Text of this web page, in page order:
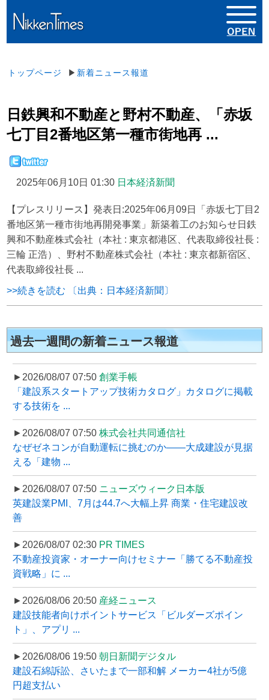
トップページ ▶ 新着ニュース報道
日鉄興和不動産と野村不動産、「赤坂
七丁目2番地区第一種市街地再 ...
2025年06月10日 01:30 日本経済新聞
【プレスリリース】発表日:2025年06月09日「赤坂七丁目2
番地区第一種市街地再開発事業」新築着工のお知らせ日鉄
興和不動産株式会社（本社 : 東京都港区、代表取締役社長 :
三輪 正浩）、野村不動産株式会社（本社 : 東京都新宿区、
代表取締役社長 ...
>>続きを読む 〔出典：日本経済新聞〕
過去一週間の新着ニュース報道
►2026/08/07 07:50 創業手帳
「建設系スタートアップ技術カタログ」カタログに掲載
する技術を ...
►2026/08/07 07:50 株式会社共同通信社
なぜゼネコンが自動運転に挑むのか――大成建設が見据
える「建物 ...
►2026/08/07 07:50 ニューズウィーク日本版
英建設業PMI、7月は44.7へ大幅上昇 商業・住宅建設改
善
►2026/08/07 02:30 PR TIMES
不動産投資家・オーナー向けセミナー「勝てる不動産投
資戦略」に ...
►2026/08/06 20:50 産経ニュース
建設技能者向けポイントサービス「ビルダーズポイン
ト」、アプリ ...
►2026/08/06 19:50 朝日新聞デジタル
建設石綿訴訟、さいたまで一部和解 メーカー4社が5億
円超支払い